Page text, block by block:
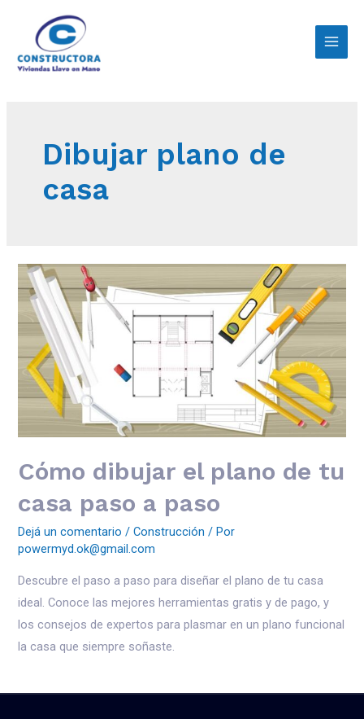
Dibujar plano de
casa
Cómo dibujar el plano de tu
casa paso a paso
Dejá un comentario /Construcción / Por
powermyd.ok@gmail.com
Descubre el paso a paso para diseñar el plano de tu casa
ideal. Conoce las mejores herramientas gratis y de pago, y
los consejos de expertos para plasmar en un plano funcional
la casa que siempre soñaste.